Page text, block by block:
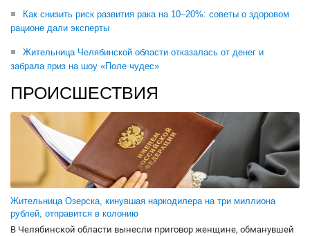
Как снизить риск развития рака на 10–20%: советы о здоровом
рационе дали эксперты
Жительница Челябинской области отказалась от денег и
забрала приз на шоу «Поле чудес»
ПРОИСШЕСТВИЯ
Жительница Озерска, кинувшая наркодилера на три миллиона
рублей, отправится в колонию
В Челябинской области вынесли приговор женщине, обманувшей